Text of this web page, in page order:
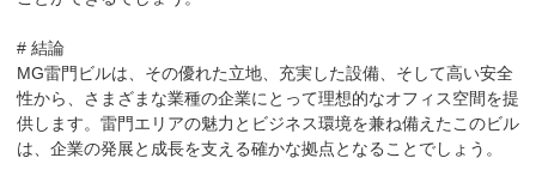
# 結論
MG雷門ビルは、その優れた立地、充実した設備、そして高い安全
性から、さまざまな業種の企業にとって理想的なオフィス空間を提
供します。雷門エリアの魅力とビジネス環境を兼ね備えたこのビル
は、企業の発展と成長を支える確かな拠点となることでしょう。